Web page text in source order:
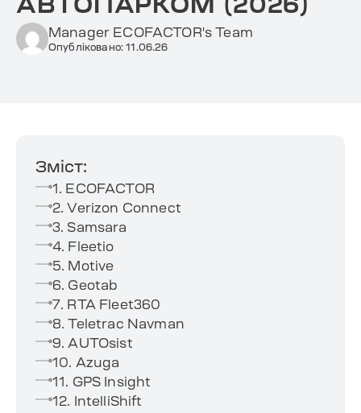
Manager ECOFACTOR's Team
Опубліковано: 11.06.26
Зміст:
1. ECOFACTOR
2. Verizon Connect
3. Samsara
4. Fleetio
5. Motive
6. Geotab
7. RTA Fleet360
8. Teletrac Navman
9. AUTOsist
10. Azuga
11. GPS Insight
12. IntelliShift